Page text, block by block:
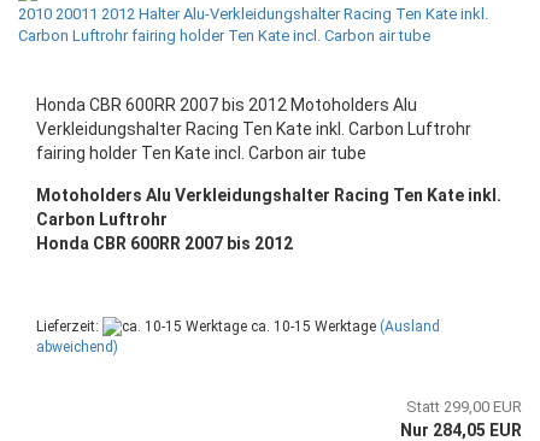
Honda CBR 600RR 2007 bis 2012 Motoholders Alu
Verkleidungshalter Racing Ten Kate inkl. Carbon Luftrohr
fairing holder Ten Kate incl. Carbon air tube
Motoholders Alu Verkleidungshalter Racing Ten Kate inkl.
Carbon Luftrohr
Honda CBR 600RR 2007 bis 2012
Lieferzeit: ca. 10-15 Werktage (Ausland
abweichend)
Statt 299,00 EUR
Nur 284,05 EUR